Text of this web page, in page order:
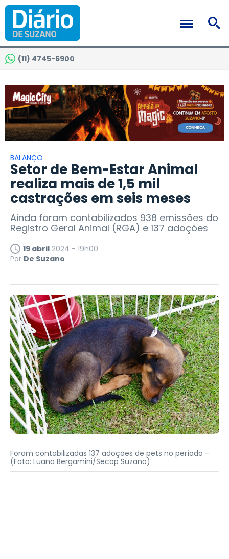
(11) 4745-6900
BALANÇO
Setor de Bem-Estar Animal
realiza mais de 1,5 mil
castrações em seis meses
Ainda foram contabilizados 938 emissões do
Registro Geral Animal (RGA) e 137 adoções
19 abril 2024 - 19h00
Por De Suzano
Foram contabilizadas 137 adoções de pets no período -
(Foto: Luana Bergamini/Secop Suzano)